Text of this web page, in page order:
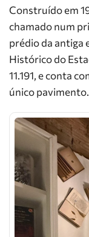
Construído em
chamado num
prédio da antiga
Histórico do
11.191, e conta
único pavimento.